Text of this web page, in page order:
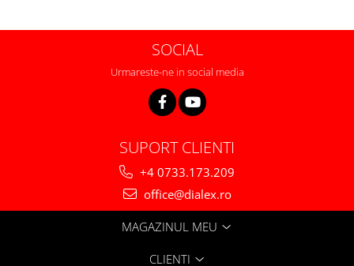
SOCIAL
Urmareste-ne in social media
SUPORT CLIENTI
+4 0733.173.209
office@dialex.ro
MAGAZINUL MEU
CLIENTI